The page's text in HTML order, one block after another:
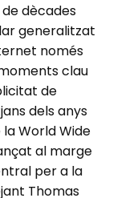
dècades
generalitzat
només
clau
de
dels anys
World Wide
al marge
per a la
Thomas